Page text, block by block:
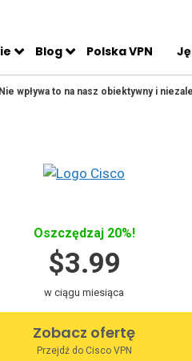
Blog Polska VPN
Nie wpływa to na nasz obiektywny i
Oszczędzaj 20%!
$3.99
w ciągu miesiąca
Zobacz ofertę
Przejdź do Cisco VPN